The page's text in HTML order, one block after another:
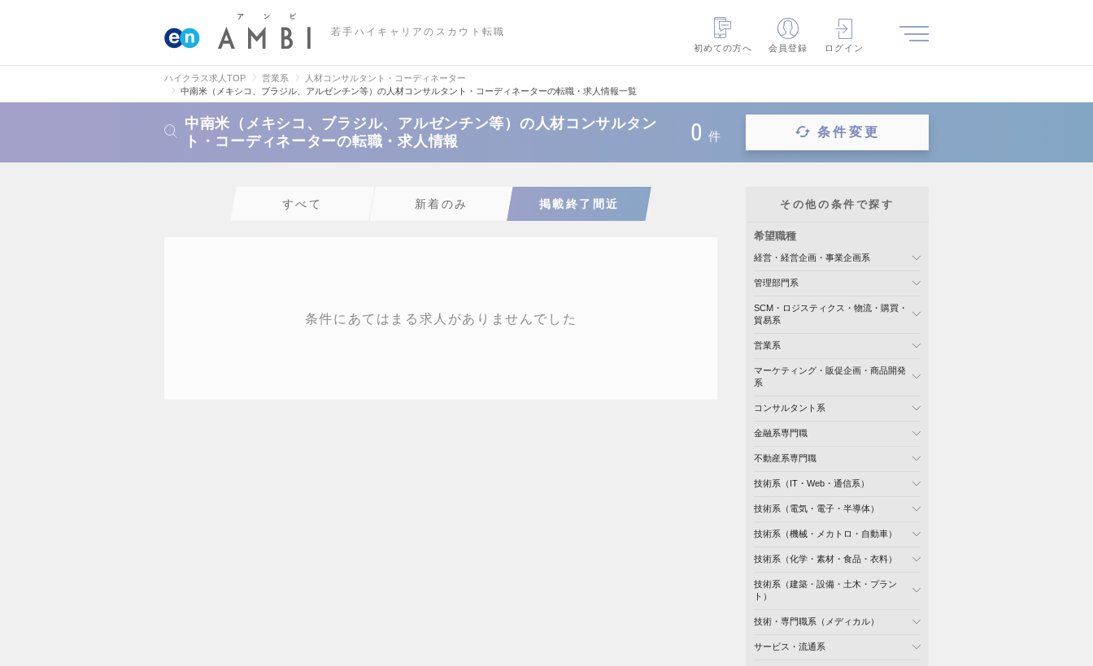
若手ハイキャリアのスカウト転職
初めての方へ
会員登録 ログイン
ハイクラス求人TOP 営業系
人材コンサルタント・コーディネーター
中南米（メキシコ、ブラジル、アルゼンチン等）の人材コンサルタント・コーディネーターの転職・求人情報一覧
中南米（メキシコ、ブラジル、アルゼンチン等）の人材コンサルタン
ト・コーディネーターの転職・求人情報
0 件 条件変更
すべて 新着のみ 掲載終了間近
条件にあてはまる求人がありませんでした
その他の条件で探す
希望職種
経営・経営企画・事業企画系
管理部門系
SCM・ロジスティクス・物流・購買・
貿易系
営業系
マーケティング・販促企画・商品開発
系
コンサルタント系
金融系専門職
不動産系専門職
技術系（IT・Web・通信系）
技術系（電気・電子・半導体）
技術系（機械・メカトロ・自動車）
技術系（化学・素材・食品・衣料）
技術系（建築・設備・土木・プラン
ト）
技術・専門職系（メディカル）
サービス・流通系